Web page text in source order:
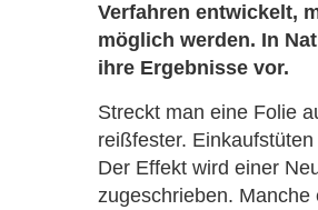
Verfahren entwickelt,
möglich werden. In
ihre Ergebnisse vor.
Streckt man eine Folie
reißfester.
Der Effekt wird einer
zugeschrieben.